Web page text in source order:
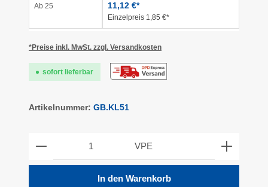
Ab 25 11,12 €*
Einzelpreis 1,85 €*
*Preise inkl. MwSt. zzgl. Versandkosten
sofort lieferbar
Artikelnummer: GB.KL51
Produkt Anzahl: Gib den gewünschten Wert ein
VPE
In den Warenkorb